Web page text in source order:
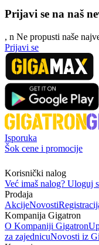
Prijavi se na naš
, n Ne propusti naše
Prijavi se
Isporuka
Šok cene i promocije
Korisnički nalog
Već imaš nalog? Uloguj
Prodaja
AkcijeNovosti
Kompanija Gigatron
O Kompaniji Gigatron
za zajednicuNovosti iz